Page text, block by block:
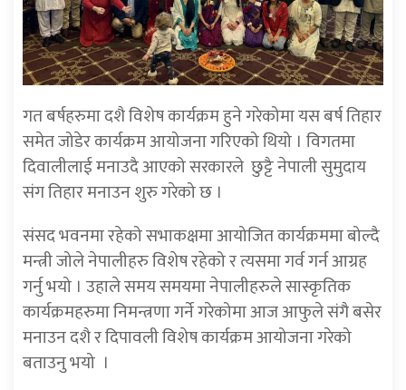
गत बर्षहरुमा दशै विशेष कार्यक्रम हुने गरेकोमा यस बर्ष तिहार
समेत जोडेर कार्यक्रम आयोजना गरिएको थियो । विगतमा
दिवालीलाई मनाउदै आएको सरकारले छुट्टै नेपाली सुमुदाय
संग तिहार मनाउन शुरु गरेको छ ।
संसद भवनमा रहेको सभाकक्षमा आयोजित कार्यक्रममा बोल्दै
मन्त्री जोले नेपालीहरु विशेष रहेको र त्यसमा गर्व गर्न आग्रह
गर्नु भयो । उहाले समय समयमा नेपालीहरुले सास्कृतिक
कार्यक्रमहरुमा निमन्त्रणा गर्ने गरेकोमा आज आफुले संगै बसेर
मनाउन दशै र दिपावली विशेष कार्यक्रम आयोजना गरेको
बताउनु भयो ।